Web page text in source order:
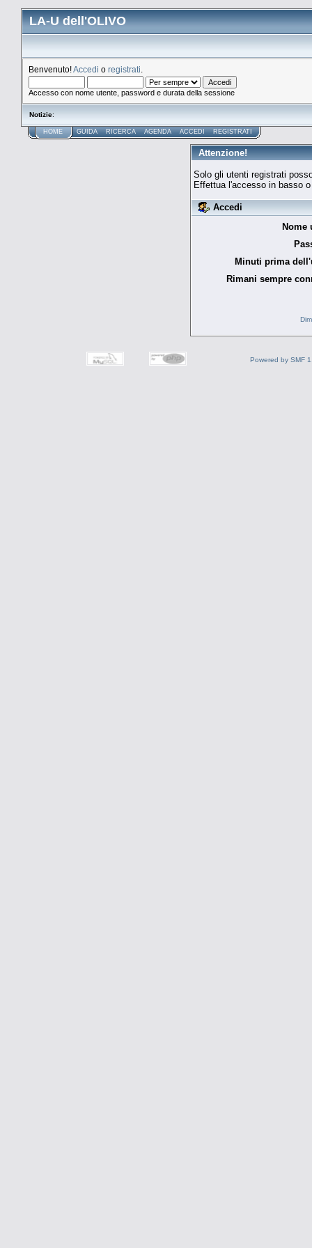
LA-U dell'OLIVO
Benvenuto!Accedi o registrati
Accesso con nome utente, password e durata della sessione
Notizie:
HOME GUIDA RICERCA AGENDA ACCEDI REGISTRATI
Attenzione!
Solo gli utenti registrati
Effettua l'accesso in basso
Accedi
Nome
Minuti prima
Rimani sempre
Powered by SMF